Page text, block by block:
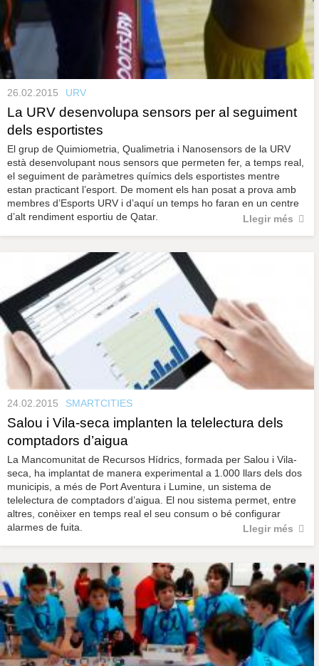
26.02.2015 URV
La URV desenvolupa sensors per al seguiment
dels esportistes
El grup de Quimiometria, Qualimetria i Nanosensors de la URV
està desenvolupant nous sensors que permeten fer, a temps real,
el seguiment de paràmetres químics dels esportistes mentre
estan practicant l’esport. De moment els han posat a prova amb
membres d’Esports URV i d’aquí un temps ho faran en un centre
d’alt rendiment esportiu de Qatar.
Llegir més
24.02.2015 SMARTCITIES
Salou i Vila-seca implanten la telelectura dels
comptadors d’aigua
La Mancomunitat de Recursos Hídrics, formada per Salou i Vila-
seca, ha implantat de manera experimental a 1.000 llars dels dos
municipis, a més de Port Aventura i Lumine, un sistema de
telelectura de comptadors d’aigua. El nou sistema permet, entre
altres, conèixer en temps real el seu consum o bé configurar
alarmes de fuita.
Llegir més